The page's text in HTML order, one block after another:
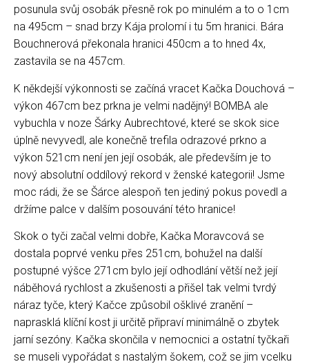
posunula svůj osobák přesně rok po minulém a to o 1cm
na 495cm – snad brzy Kája prolomí i tu 5m hranici. Bára
Bouchnerová překonala hranici 450cm a to hned 4x,
zastavila se na 457cm.
K někdejší výkonnosti se začíná vracet Kačka Douchová –
výkon 467cm bez prkna je velmi nadějný! BOMBA ale
vybuchla v noze Šárky Aubrechtové, které se skok sice
úplně nevyvedl, ale konečně trefila odrazové prkno a
výkon 521cm není jen její osobák, ale především je to
nový absolutní oddílový rekord v ženské kategorii! Jsme
moc rádi, že se Šárce alespoň ten jediný pokus povedl a
držíme palce v dalším posouvání této hranice!
Skok o tyči začal velmi dobře, Kačka Moravcová se
dostala poprvé venku přes 251cm, bohužel na další
postupné výšce 271cm bylo její odhodlání větší než její
náběhová rychlost a zkušenosti a přišel tak velmi tvrdý
náraz tyče, který Kačce způsobil ošklivé zranění –
naprasklá klíční kost ji určitě připraví minimálně o zbytek
jarní sezóny. Kačka skončila v nemocnici a ostatní tyčkaři
se museli vypořádat s nastalým šokem, což se jim vcelku